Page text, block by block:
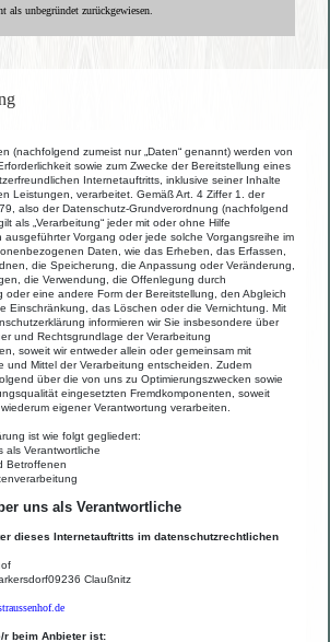
als unbegründet zurückgewiesen.
(nachfolgend zumeist nur „Daten“ genannt) werden von
sowie zum Zwecke der Bereitstellung eines
Internetauftritts, inklusive seiner Inhalte
Leistungen, verarbeitet. Gemäß Art. 4 Ziffer 1. der
also der Datenschutz-Grundverordnung (nachfolgend
als „Verarbeitung“ jeder mit oder ohne Hilfe
ausgeführter Vorgang oder jede solche Vorgangsreihe im
Daten, wie das Erheben, das Erfassen,
die Speicherung, die Anpassung oder Veränderung,
die Verwendung, die Offenlegung durch
oder eine andere Form der Bereitstellung, den Abgleich
Einschränkung, das Löschen oder die Vernichtung. Mit
informieren wir Sie insbesondere über
und Rechtsgrundlage der Verarbeitung
soweit wir entweder allein oder gemeinsam mit
und Mittel der Verarbeitung entscheiden. Zudem
über die von uns zu Optimierungszwecken sowie
eingesetzten Fremdkomponenten, soweit
eigener Verantwortung verarbeiten.
ist wie folgt gegliedert:
als Verantwortliche
Betroffenen
uns als Verantwortliche
dieses Internetauftritts im datenschutzrechtlichen
Claußnitz
r beim Anbieter ist: